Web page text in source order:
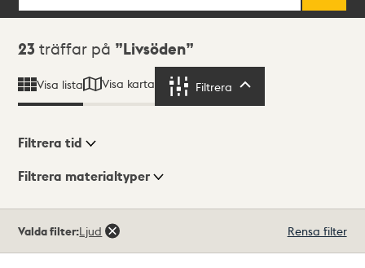
Sökresultat
23 träffar på Livsöden
Visa lista Visa karta Filtrera
Visningsläge
Filtrera tid
Filtrera materialtyper
träffar
Valda filter:Ljud Rensa filter